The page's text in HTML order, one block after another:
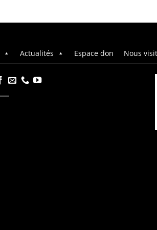
Actualités Espace don Nous